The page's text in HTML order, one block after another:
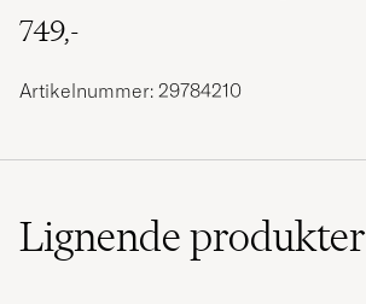
749,-
Artikelnummer: 29784210
Lignendeprodukter